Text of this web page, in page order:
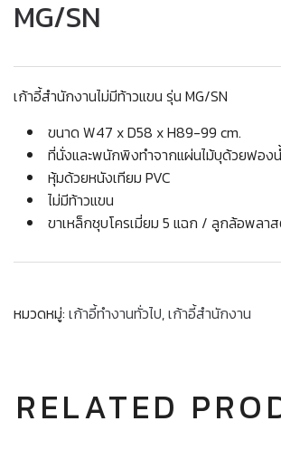
MG/SN
เก้าอี้สำนักงานไม่มีท้าวแขน รุ่น MG/SN
ขนาด W47 x D58 x H89-99 cm.
ที่นั่งและพนักพิงทำจากแผ่นไม้บุด้วยฟอง
หุ้มด้วยหนังเทียม PVC
ไม่มีท้าวแขน
ขาเหล็กชุบโครเมี่ยม 5 แฉก / ลูกล้อพลา
หมวดหมู่: เก้าอี้ทำงานทั่วไป,เก้าอี้สำนักงาน
RELATED